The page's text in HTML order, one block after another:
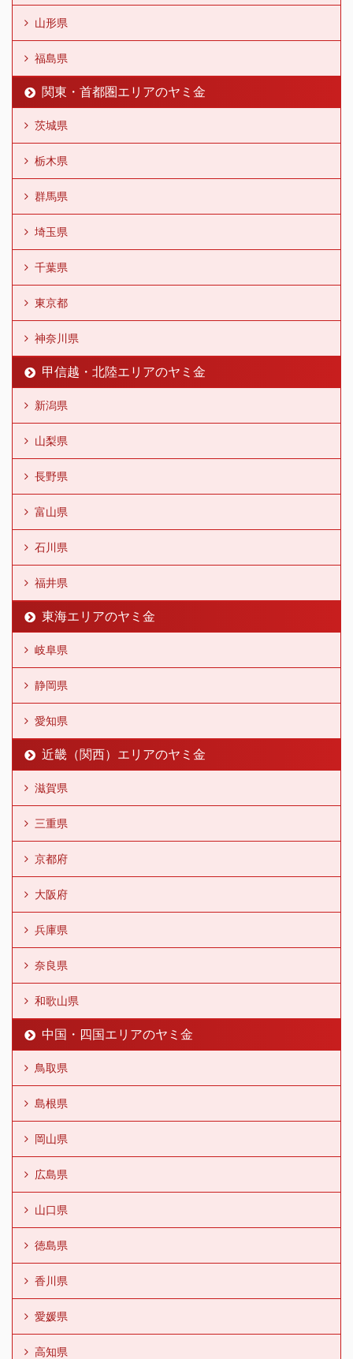
山形県
福島県
関東・首都圏エリアのヤミ金
茨城県
栃木県
群馬県
埼玉県
千葉県
東京都
神奈川県
甲信越・北陸エリアのヤミ金
新潟県
山梨県
長野県
富山県
石川県
福井県
東海エリアのヤミ金
岐阜県
静岡県
愛知県
近畿（関西）エリアのヤミ金
滋賀県
三重県
京都府
大阪府
兵庫県
奈良県
和歌山県
中国・四国エリアのヤミ金
鳥取県
島根県
岡山県
広島県
山口県
徳島県
香川県
愛媛県
高知県